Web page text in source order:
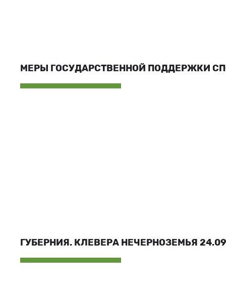
МЕРЫ ГОСУДАРСТВЕННОЙ ПОДДЕРЖКИ
ГУБЕРНИЯ. КЛЕВЕРА НЕЧЕРНОЗЕМЬЯ